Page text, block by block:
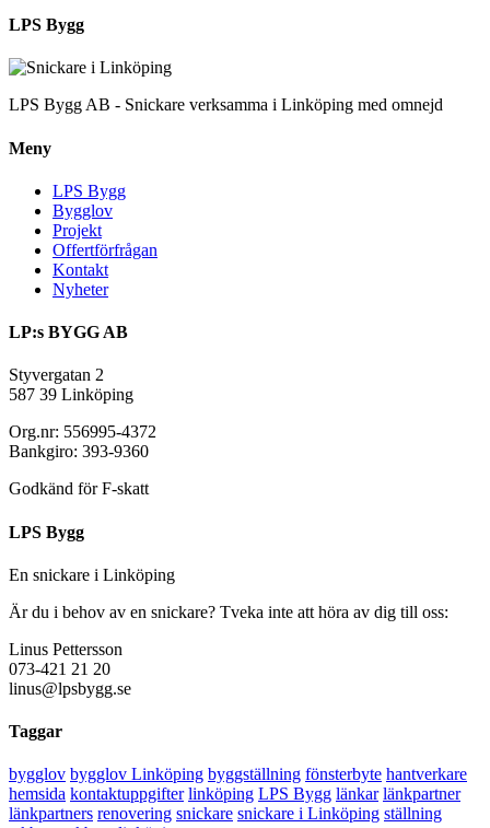
LPS Bygg
LPS Bygg AB - Snickare verksamma i Linköping med omnejd
Meny
LPS Bygg
Bygglov
Projekt
Offertförfrågan
Kontakt
Nyheter
LP:s BYGG AB
Styvergatan 2
587 39 Linköping
Org.nr: 556995-4372
Bankgiro: 393-9360
Godkänd för F-skatt
LPS Bygg
En snickare i Linköping
Är du i behov av en snickare? Tveka inte att höra av dig till oss:
Linus Pettersson
073-421 21 20
linus@lpsbygg.se
Taggar
bygglov bygglov Linköping byggställning fönsterbyte hantverkare
hemsida kontaktuppgifter linköping LPS Bygg länkar länkpartner
länkpartners renovering snickare snickare i Linköping ställning